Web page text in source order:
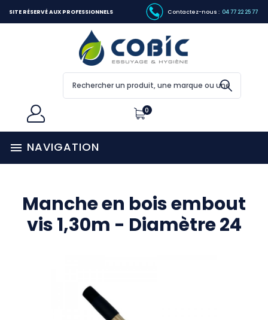
SITE RÉSERVÉ AUX PROFESSIONNELS Contactez-nous : 04 77 22 25 77
0
 NAVIGATION
Manche en bois embout
vis 1,30m - Diamètre 24